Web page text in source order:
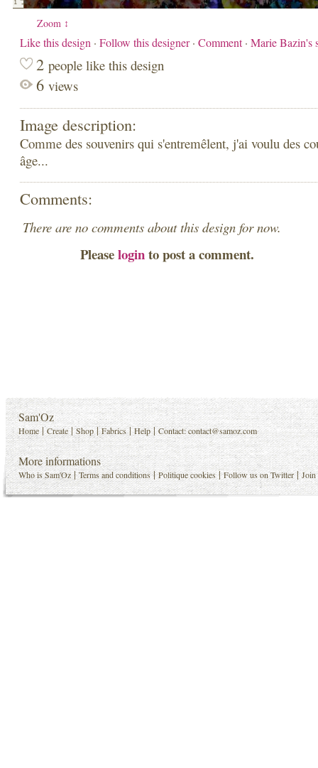
Zoom ↕
Like this design · Follow this designer· Comment· Marie
2 people like this design
6 views
Image description:
Comme des souvenirs qui s'entremêlent, j'ai voulu des
âge...
Comments:
There are no comments about this design for now.
Pleaseloginto post a comment.
Sam'Oz
Home |Create |Shop |Fabrics |Help |Contact:contact@samoz.com
More informations
Who is Sam'Oz |Terms and conditions |Politique cookies |Follow us on Twitter |Join